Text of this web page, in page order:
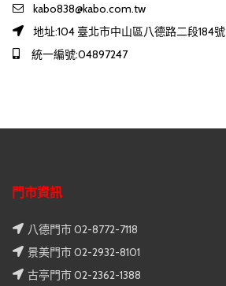
kabo838@kabo.com.tw
地址:104 臺北市中山區八德路二段184號
統一編號:04897247
門市資訊
八德門市 02-8772-7118
景美門市 02-2932-8101
古亭門市 02-2362-1388